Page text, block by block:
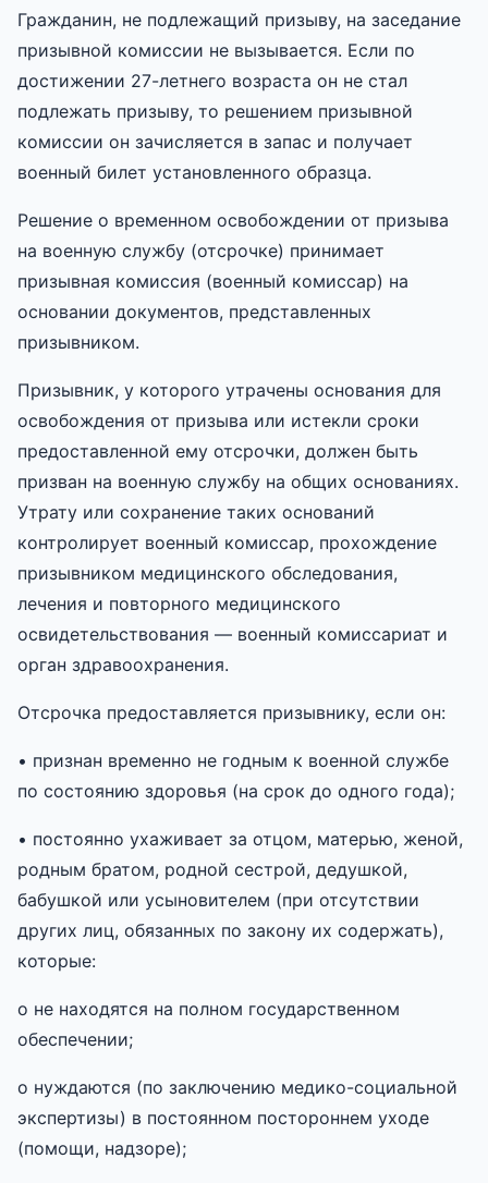
Гражданин, не подлежащий призыву, на заседание
призывной комиссии не вызывается. Если по
достижении 27-летнего возраста он не стал
подлежать призыву, то решением призывной
комиссии он зачисляется в запас и получает
военный билет установленного образца.
Решение о временном освобождении от призыва
на военную службу (отсрочке) принимает
призывная комиссия (военный комиссар) на
основании документов, представленных
призывником.
Призывник, у которого утрачены основания для
освобождения от призыва или истекли сроки
предоставленной ему отсрочки, должен быть
призван на военную службу на общих основаниях.
Утрату или сохранение таких оснований
контролирует военный комиссар, прохождение
призывником медицинского обследования,
лечения и повторного медицинского
освидетельствования — военный комиссариат и
орган здравоохранения.
Отсрочка предоставляется призывнику, если он:
• признан временно не годным к военной службе
по состоянию здоровья (на срок до одного года);
• постоянно ухаживает за отцом, матерью, женой,
родным братом, родной сестрой, дедушкой,
бабушкой или усыновителем (при отсутствии
других лиц, обязанных по закону их содержать),
которые:
o не находятся на полном государственном
обеспечении;
o нуждаются (по заключению медико-социальной
экспертизы) в постоянном постороннем уходе
(помощи, надзоре);